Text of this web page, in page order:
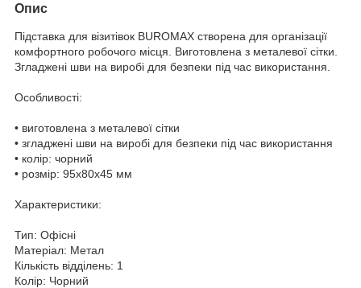
Опис
Підставка для візитівок BUROMAX створена для організації
комфортного робочого місця. Виготовлена з металевої сітки.
Згладжені шви на виробі для безпеки під час використання.
Особливості:
• виготовлена з металевої сітки
• згладжені шви на виробі для безпеки під час використання
• колір: чорний
• розмір: 95x80x45 мм
Характеристики:
Тип: Офісні
Матеріал: Метал
Кількість відділень: 1
Колір: Чорний